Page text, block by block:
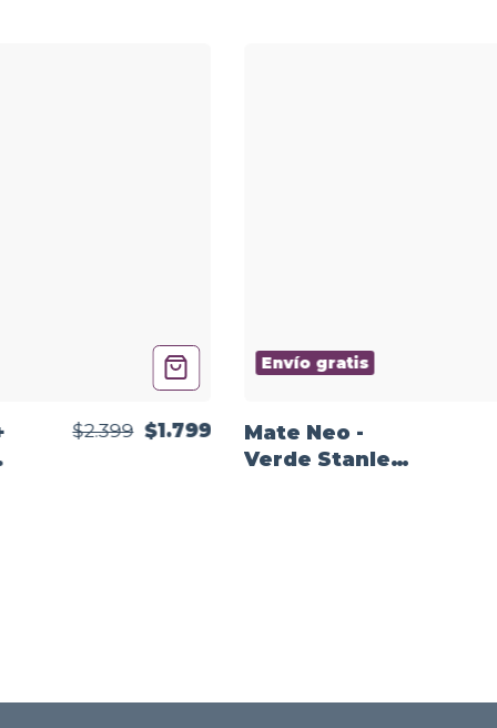
$2.399 $1.799
Envío gratis
Mate Neo -
Verde Stanley